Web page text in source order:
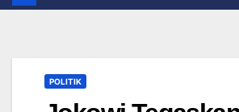
POLITIK